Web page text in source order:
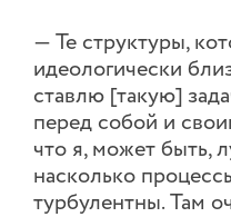
— Те структуры,
идеологически
ставлю [такую]
перед собой и
что я, может быть,
насколько
турбулентны. Там